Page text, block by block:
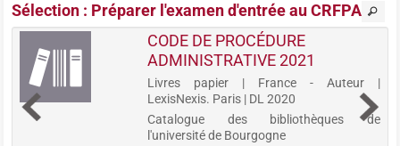
Sélection : Préparer l'examen d'entrée au CRFPA
CODE DE PROCÉDURE
ADMINISTRATIVE 2021
Livres papier | France - Auteur |
LexisNexis. Paris | DL 2020
Catalogue des bibliothèques de
l'université de Bourgogne